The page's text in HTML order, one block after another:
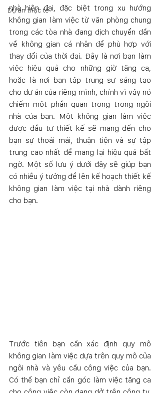
Dự án thực tế
nhà hiện đại, đặc biệt trong xu hướng
không gian làm việc từ văn phòng chung
trong các tòa nhà đang dịch chuyển dần
về không gian cá nhân để phù hợp với
thay đổi của thời đại. Đây là nơi bạn làm
việc hiệu quả cho những giờ tăng ca,
hoặc là nơi bạn tập trung sự sáng tạo
cho dự án của riêng mình, chính vì vậy nó
chiếm một phần quan trọng trong ngôi
nhà của bạn. Một không gian làm việc
được đầu tư thiết kế sẽ mang đến cho
bạn sự thoải mái, thuận tiện và sự tập
trung cao nhất để mang lại hiệu quả bất
ngờ. Một số lưu ý dưới đây sẽ giúp bạn
có nhiều ý tưởng để lên kế hoạch thiết kế
không gian làm việc tại nhà dành riêng
cho bạn.
Trước tiên bạn cần xác định quy mô
không gian làm việc dựa trên quy mô của
ngôi nhà và yêu cầu công việc của bạn.
Có thể bạn chỉ cần góc làm việc tăng ca